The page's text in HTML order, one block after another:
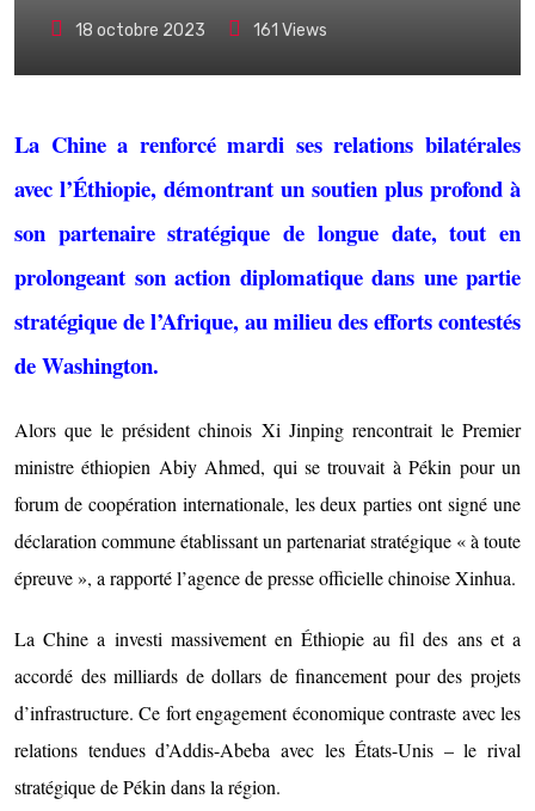
18 octobre 2023 161 Views
La Chine a renforcé mardi ses relations bilatérales
avec l’Éthiopie, démontrant un soutien plus profond à
son partenaire stratégique de longue date, tout en
prolongeant son action diplomatique dans une partie
stratégique de l’Afrique, au milieu des efforts contestés
de Washington.
Alors que le président chinois Xi Jinping rencontrait le Premier
ministre éthiopien Abiy Ahmed, qui se trouvait à Pékin pour un
forum de coopération internationale, les deux parties ont signé une
déclaration commune établissant un partenariat stratégique « à toute
épreuve », a rapporté l’agence de presse officielle chinoise Xinhua.
La Chine a investi massivement en Éthiopie au fil des ans et a
accordé des milliards de dollars de financement pour des projets
d’infrastructure. Ce fort engagement économique contraste avec les
relations tendues d’Addis-Abeba avec les États-Unis – le rival
stratégique de Pékin dans la région.